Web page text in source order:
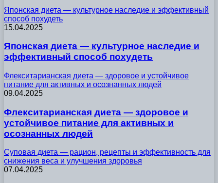
Японская диета — культурное наследие и эффективный
способ похудеть
15.04.2025
Японская диета — культурное наследие и
эффективный способ похудеть
Флекситарианская диета — здоровое и устойчивое
питание для активных и осознанных людей
09.04.2025
Флекситарианская диета — здоровое и
устойчивое питание для активных и
осознанных людей
Суповая диета — рацион, рецепты и эффективность для
снижения веса и улучшения здоровья
07.04.2025